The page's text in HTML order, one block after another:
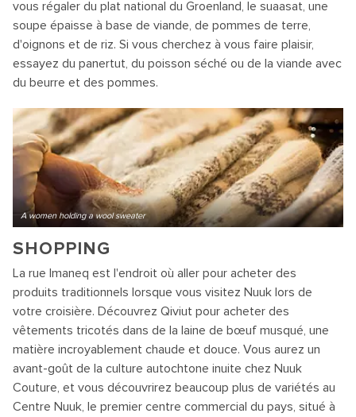
vous régaler du plat national du Groenland, le suaasat, une
soupe épaisse à base de viande, de pommes de terre,
d'oignons et de riz. Si vous cherchez à vous faire plaisir,
essayez du panertut, du poisson séché ou de la viande avec
du beurre et des pommes.
A women holding a wool sweater
SHOPPING
La rue Imaneq est l'endroit où aller pour acheter des
produits traditionnels lorsque vous visitez Nuuk lors de
votre croisière. Découvrez Qiviut pour acheter des
vêtements tricotés dans de la laine de bœuf musqué, une
matière incroyablement chaude et douce. Vous aurez un
avant-goût de la culture autochtone inuite chez Nuuk
Couture, et vous découvrirez beaucoup plus de variétés au
Centre Nuuk, le premier centre commercial du pays, situé à